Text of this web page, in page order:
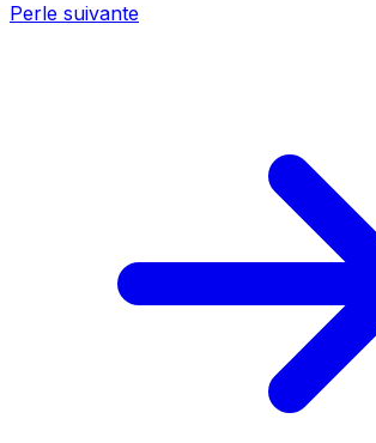
Perle suivante